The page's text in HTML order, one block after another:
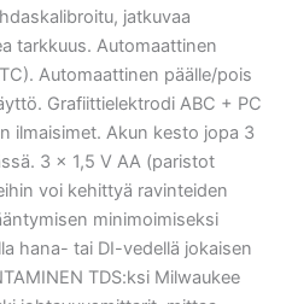
jatkuvaa
tarkkuus. Automaattinen
Automaattinen päälle/pois
Grafiittielektrodi ABC + PC
ilmaisimet. Akun kesto jopa 3
3 x 1,5 V AA (paristot
voi kehittyä ravinteiden
minimoimiseksi
hana- tai DI-vedellä jokaisen
TDS:ksi Milwaukee